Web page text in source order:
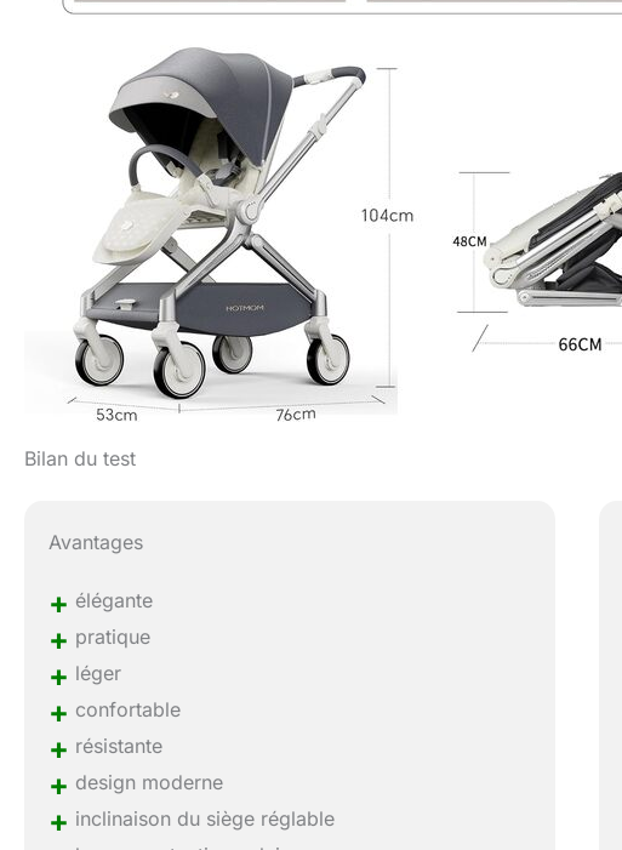
Bilan du test
Avantages
+ élégante
+ pratique
+ léger
+ confortable
+ résistante
+ design moderne
+ inclinaison du siège réglable